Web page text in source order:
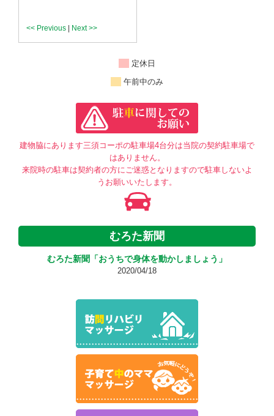
<< Previous Next >>
定休日
午前中のみ
建物脇にあります三須コーポの駐車場4台分は当院の契約駐車場で
はありません。
来院時の駐車は契約者の方にご迷惑となりますので駐車しないよ
うお願いいたします。
むろた新聞
むろた新聞「おうちで身体を動かしましょう」
2020/04/18